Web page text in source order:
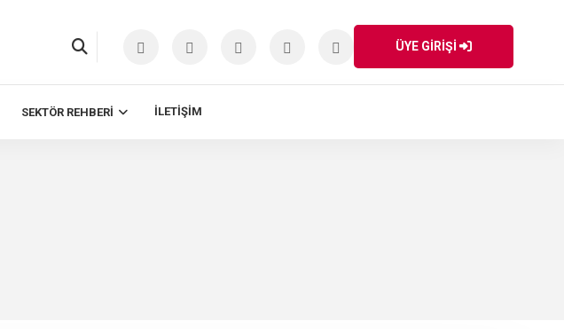
ÜYE GİRİŞİ
SEKTÖR REHBERI İLETIŞIM